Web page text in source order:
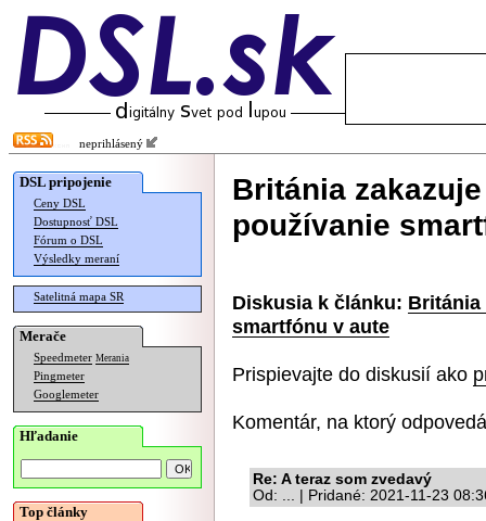
neprihlásený
DSL pripojenie
Ceny DSL
Dostupnosť DSL
Fórum o DSL
Výsledky meraní
Satelitná mapa SR
Merače
Speedmeter Merania
Pingmeter
Googlemeter
Hľadanie
Top články
Británia
používanie
Diskusia k článku: Británia
smartfónu v aute
Prispievajte do diskusií ako
Komentár, na ktorý
Re: A teraz som zvedavý
Od: ... | Pridané: 2021-11-23